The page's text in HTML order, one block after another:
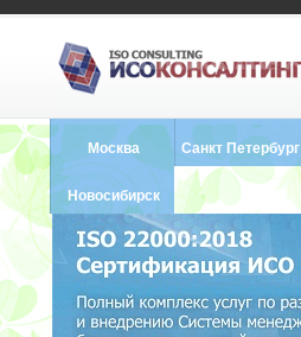
Москва Санкт Петербург
8 (812) 748-2493
Новосибирск
8 (383) 227-8449